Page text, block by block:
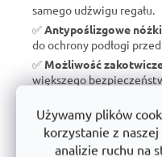
Używamy plików
korzystanie z
analizie ruchu na
samego udźwigu regału.
✅ Antypoślizgowe
do ochrony podłogi
✅ Możliwość
większego
wsparcie dla czeskiej
10 lat gwarancji-
trwałości.